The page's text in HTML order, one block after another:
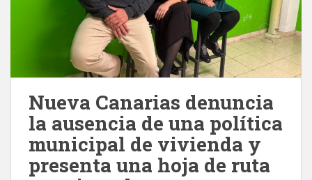
Nueva Canarias denuncia
la ausencia de una política
municipal de vivienda y
presenta una hoja de ruta